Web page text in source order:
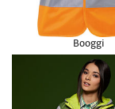
Booggi